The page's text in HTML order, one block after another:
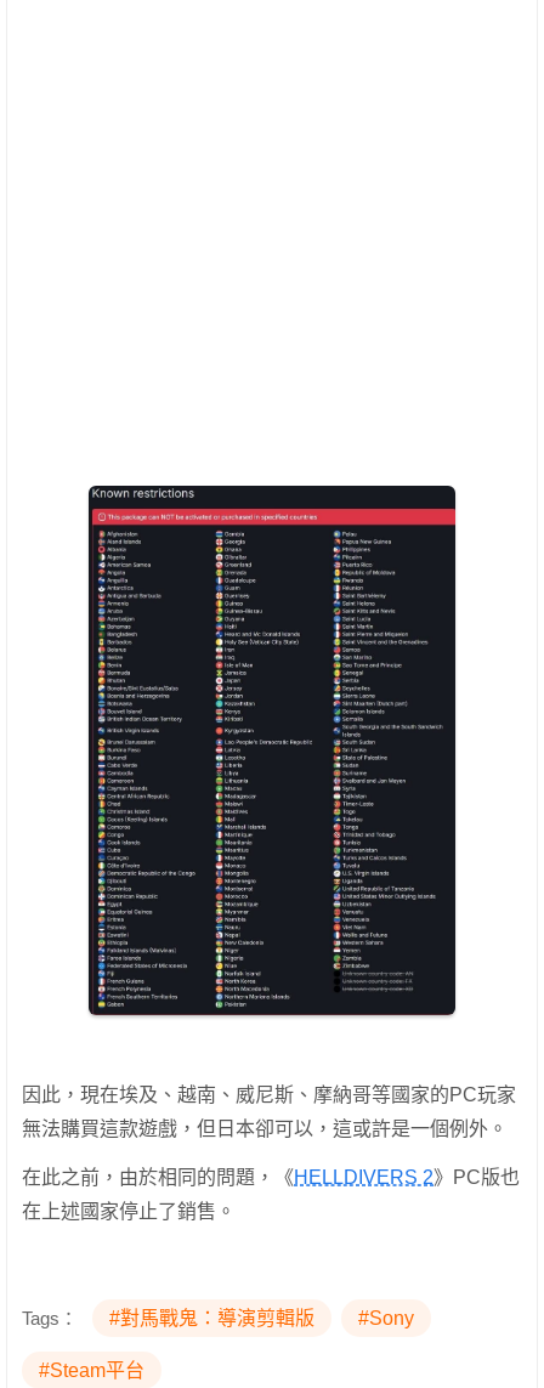
因此，現在埃及、越南、威尼斯、摩納哥等國家的PC玩家
無法購買這款遊戲，但日本卻可以，這或許是一個例外。
在此之前，由於相同的問題，《HELLDIVERS 2》PC版也
在上述國家停止了銷售。
Tags： #對馬戰鬼：導演剪輯版 #Sony
#Steam平台